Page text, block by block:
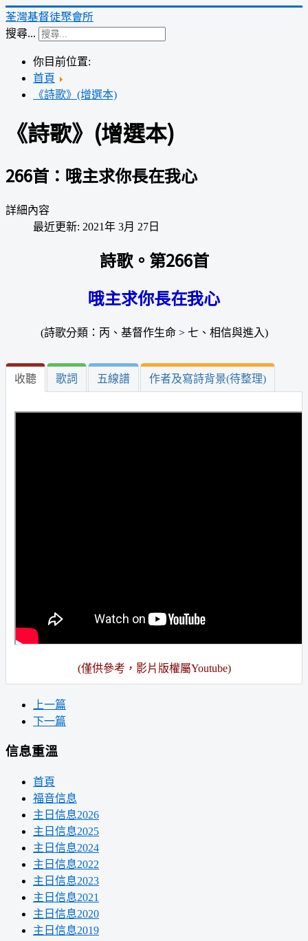
荃灣基督徒聚會所
搜尋...
你目前位置:
首頁
《詩歌》(增選本)
《詩歌》(增選本)
266首：哦主求你長在我心
詳細內容
最近更新: 2021年 3月 27日
詩歌。第266首
哦主求你長在我心
(詩歌分類：丙、基督作生命 > 七、相信與進入)
收聽 歌詞 五線譜 作者及寫詩背景(待整理)
(僅供參考，影片版權屬Youtube)
上一篇
下一篇
信息重溫
首頁
福音信息
主日信息2026
主日信息2025
主日信息2024
主日信息2022
主日信息2023
主日信息2021
主日信息2020
主日信息2019